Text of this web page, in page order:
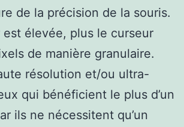
de la précision de la souris.
est élevée, plus le curseur
de manière granulaire.
résolution et/ou ultra-
qui bénéficient le plus d’un
ils ne nécessitent qu’un